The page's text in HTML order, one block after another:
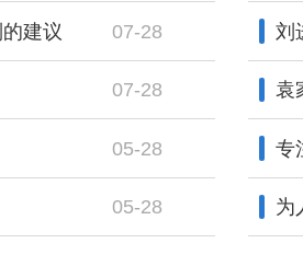
建议 07-28
07-28
05-28
05-28
刘
袁
专
为